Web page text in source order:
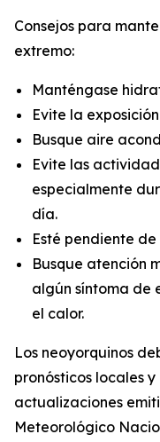
Consejos para
extremo:
Manténgase
Evite la
Busque aire
Evite las
especialmente
día.
Esté pendiente
Busque atención
algún síntoma de
el calor.
Los neoyorquinos
pronósticos locales
actualizaciones
Meteorológico